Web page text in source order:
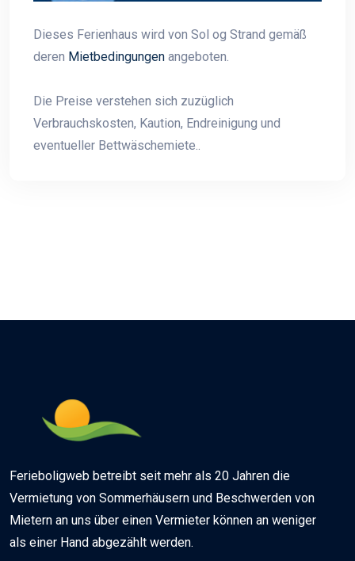
Dieses Ferienhaus wird von Sol og Strand gemäß
deren Mietbedingungen angeboten.
Die Preise verstehen sich zuzüglich
Verbrauchskosten, Kaution, Endreinigung und
eventueller Bettwäschemiete..
Ferieboligweb betreibt seit mehr als 20 Jahren die
Vermietung von Sommerhäusern und Beschwerden von
Mietern an uns über einen Vermieter können an weniger
als einer Hand abgezählt werden.